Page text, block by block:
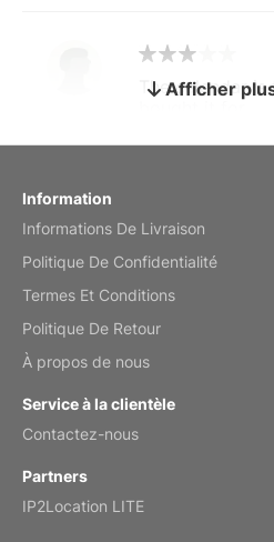
by charles
The calendar
bought it for
Reviewed
by Anne
Afficher
Information
Informations De Livraison
Politique De Confidentialité
Termes Et Conditions
Politique De Retour
À propos de nous
Service à la clientèle
Contactez-nous
Partners
IP2Location LITE